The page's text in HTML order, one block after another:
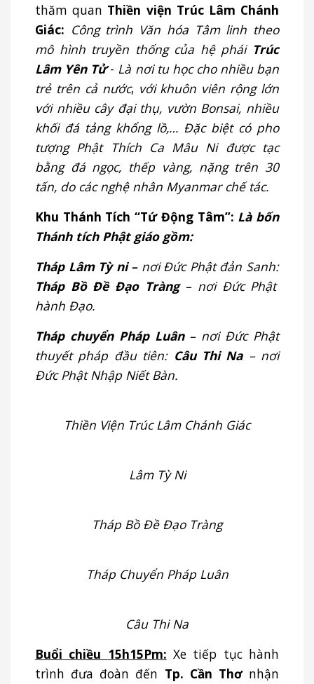
thăm quan Thiền viện Trúc Lâm Chánh
Giác: Công trình Văn hóa Tâm linh theo
mô hình truyền thống của hệ phái Trúc
Lâm Yên Tử- Là nơi tu học cho nhiều bạn
trẻ trên cả nước, vớikhuôn viên rộng lớn
với nhiều cây đại thụ, vườn Bonsai, nhiều
khối đá tảng khổng lồ,… Đặc biệt có pho
tượng Phật Thích Ca Mâu Ni được tạc
bằng đá ngọc, thếp vàng, nặng trên 30
tấn, do các nghệ nhân Myanmar chế tác.
Khu Thánh Tích “Tứ Động Tâm”: Là bốn
Thánh tích Phật giáo gồm:
Tháp Lâm Tỳ ni – nơi Đức Phật đản Sanh:
Tháp Bồ Đề Đạo Tràng – nơi Đức Phật
hành Đạo.
Tháp chuyển Pháp Luân – nơi Đức Phật
thuyết pháp đầu tiên: Câu Thi Na – nơi
Đức Phật Nhập Niết Bàn.
Thiền Viện Trúc Lâm Chánh Giác
Lâm Tỳ Ni
Tháp Bồ Đề Đạo Tràng
Tháp Chuyển Pháp Luân
Câu Thi Na
Buổi chiều 15h15Pm: Xe tiếp tục hành
trình đưa đoàn đến Tp. Cần Thơnhận